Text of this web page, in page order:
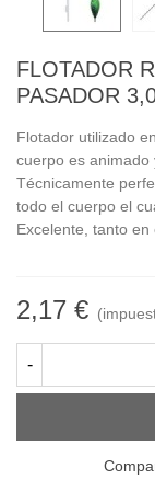
FLOTADOR
PASADOR
Flotador utilizado
cuerpo es animado
Técnicamente
todo el cuerpo el
Excelente, tanto en
2,17 €
-